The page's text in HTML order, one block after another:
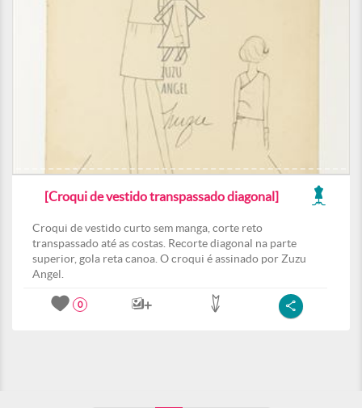
[Croqui de vestido transpassado diagonal]
Croqui de vestido curto sem manga, corte reto
transpassado até as costas. Recorte diagonal na parte
superior, gola reta canoa. O croqui é assinado por Zuzu
Angel.
0